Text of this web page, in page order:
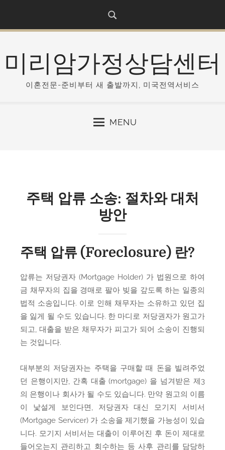
i
미리암가정상담센터
이혼전문-준비부터 새 출발까지, 미국전역서비스
MENU
주택 압류 소송: 절차와 대처
방안
주택 압류 (Foreclosure) 란?
압류는 저당권자 (Mortgage Holder) 가 법원으로 하여
금 채무자의 집을 경매로 팔아 빚을 갚도록 하는 일종의
법적 소송입니다. 이로 인해 채무자는 소유하고 있던 집
을 잃게 될 수도 있습니다. 한 마디로 저당권자가 원고가
되고, 대출을 받은 채무자가 피고가 되어 소송이 진행되
는 것입니다.
대부분의 저당권자는 주택을 구매할 때 돈을 빌려주었
던 은행이지만, 간혹 대출 (mortgage) 을 넘겨받은 제3
의 은행이나 회사가 될 수도 있습니다. 만약 원고의 이름
이 낯설게 보인다면, 저당권자 대신 모기지 서비서
(Mortgage Servicer) 가 소송을 제기했을 가능성이 있습
니다. 모기지 서비서는 대출이 이루어진 후 돈이 제대로
들어오는지 관리하고 회수하는 등 사후 관리를 담당하